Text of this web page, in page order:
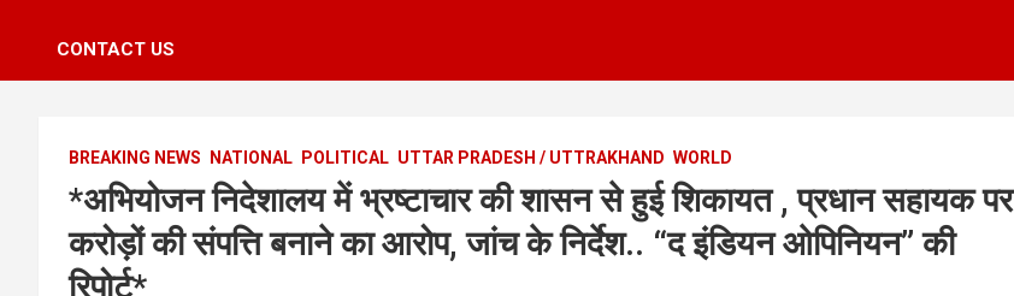
CONTACT US
BREAKING NEWS NATIONAL POLITICAL UTTAR PRADESH / UTTRAKHAND WORLD
*अभियोजन निदेशालय में भ्रष्टाचार की शासन से हुई शिकायत , प्रधान सहायक पर
करोड़ों की संपत्ति बनाने का आरोप, जांच के निर्देश.. “द इंडियन ओपिनियन” की
रिपोर्ट*